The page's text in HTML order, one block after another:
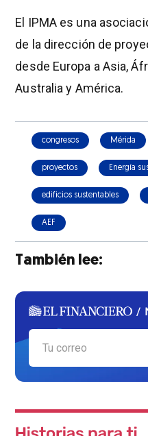
El IPMA es una
de la dirección de
desde Europa a Asia,
Australia y América.
congresos Mérida
proyectos Energía
edificios sustentables
AEF
También lee: